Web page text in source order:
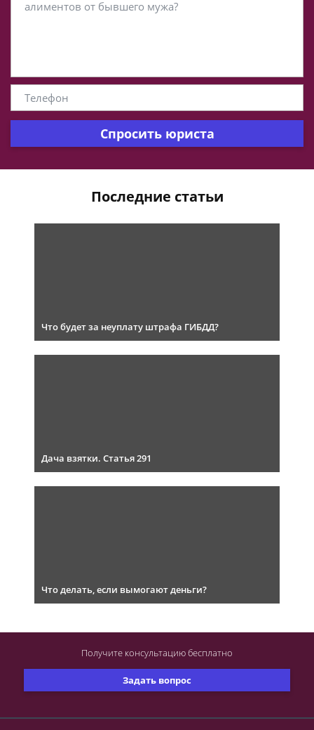
Спросить юриста
Последние статьи
Что будет за неуплату штрафа ГИБДД?
Дача взятки. Статья 291
Что делать, если вымогают деньги?
Задать вопрос
Получите консультациюбесплатно